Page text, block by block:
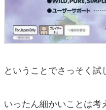
ということでさっそく試
いったん細かいことは